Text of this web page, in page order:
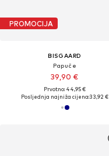
PROMOCIJA
BISGAARD
Papuče
39,90 €
Prvotno: 44,95 €
Posljednja najniža cijena:33,92 €